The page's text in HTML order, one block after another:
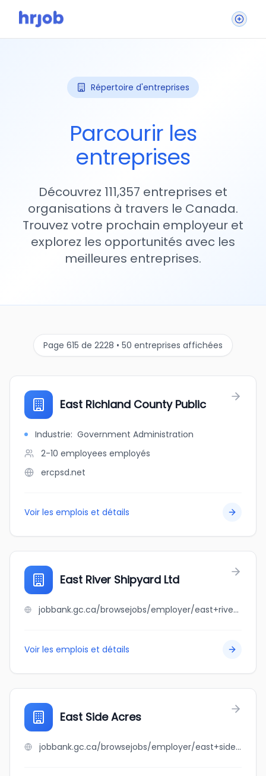
Répertoire d'entreprises
Parcourir les
entreprises
Découvrez 111,357 entreprises et
organisations à travers le Canada.
Trouvez votre prochain employeur et
explorez les opportunités avec les
meilleures entreprises.
Page 615 de 2228 • 50 entreprises affichées
East Richland County Public
Industrie: Government Administration
2-10 employees employés
ercpsd.net
Voir les emplois et détails
East River Shipyard Ltd
jobbank.gc.ca/browsejobs/employer/east+river+shipyard+ltd/ca
Voir les emplois et détails
East Side Acres
jobbank.gc.ca/browsejobs/employer/east+side+acres/ca